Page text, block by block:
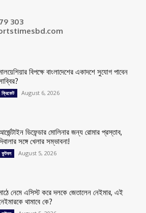
303
বিপক্ষে বাংলাদেশের একাদশে সুযোগ পাবেন
ক্রিকেট August 6, 2026
ডিফেন্ডার মোলিনার জন্য রোমার প্রস্তাব,
সঙ্গে খেলার সম্ভাবনা!
ফুটবল August 5, 2026
নেমে এসিস্ট করে দলকে জেতালেন নেইমার, এই
থামাবে কে?